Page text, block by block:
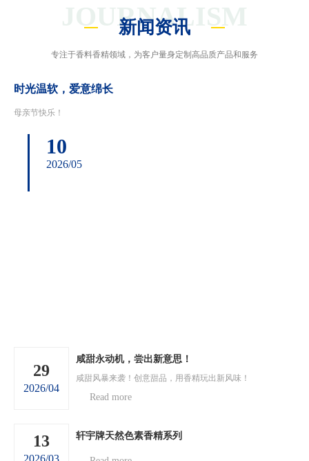
JOURNALISM
新闻资讯
专注于香料香精领域，为客户量身定制高品质产品和服务
时光温软，爱意绵长
母亲节快乐！
10
2026/05
29
2026/04
咸甜永动机，尝出新意思！
咸甜风暴来袭！创意甜品，用香精玩出新风味！
Read more
13
2026/03
轩宇牌天然色素香精系列